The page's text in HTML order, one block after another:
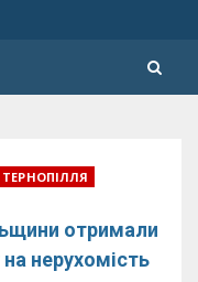
ТЕРНОПІЛЛЯ
отримали
нерухомість